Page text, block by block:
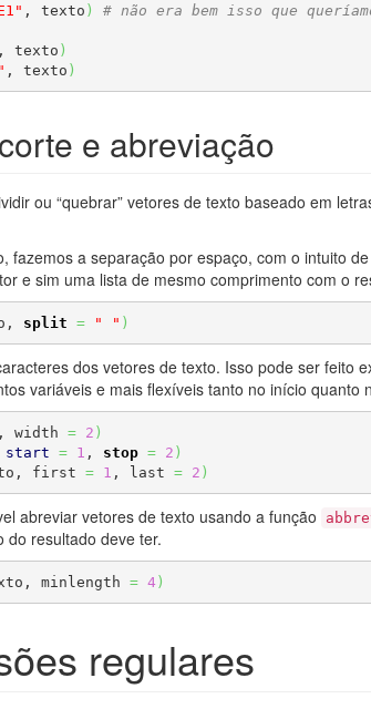
, texto ) # não era bem isso que
, texto )
, texto )
e abreviação
ou “quebrar” vetores de texto baseado em
fazemos a separação por espaço, com o intuito
e sim uma lista de mesmo comprimento com o
split = " " )
dos vetores de texto. Isso pode ser feito
variáveis e mais flexíveis tanto no início
width = 2 )
start = 1 , stop = 2 )
first = 1 , last = 2 )
abreviar vetores de texto usando a função
do resultado deve ter.
minlength = 4)
regulares